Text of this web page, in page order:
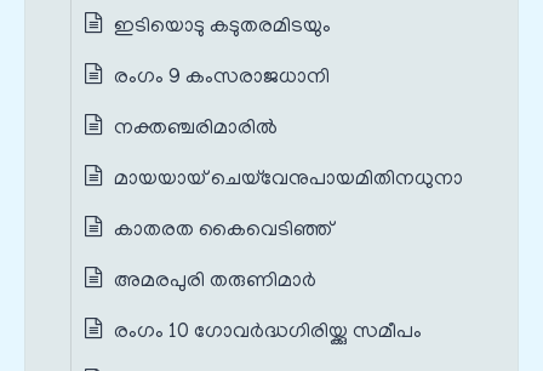
ഇടിയൊടു കടുതരമിടയും
രംഗം 9 കംസരാജധാനി
നക്തഞ്ചരിമാരിൽ
മായയായ് ചെയ്‌വേനുപായമിതിനധുനാ
കാതരത കൈവെടിഞ്ഞ്
അമരപുരി തരുണിമാർ
രംഗം 10 ഗോവർദ്ധഗിരിയ്ക്കു സമീപം